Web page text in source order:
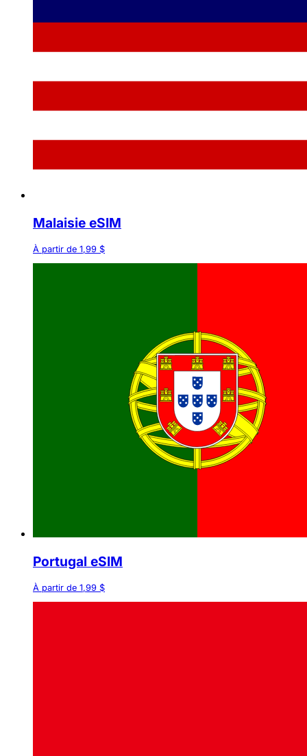
Malaisie eSIM
À partir de 1,99 $
Portugal eSIM
À partir de 1,99 $